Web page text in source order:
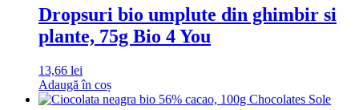
Dropsuri bio umplute din ghimbir si
plante, 75g Bio 4 You
13,66 lei
Adaugă în coș